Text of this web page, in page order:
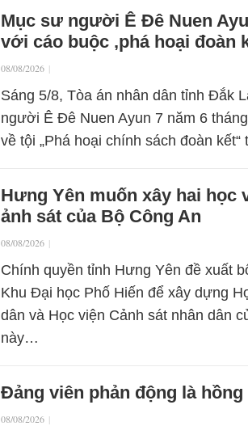
Mục sư người Ê Đê Nuen
với cáo buộc ‚phá hoại đoàn
08/08/2026 |
Sáng 5/8, Tòa án nhân dân tỉnh Đắk
người Ê Đê Nuen Ayun 7 năm 6
về tội „Phá hoại chính sách đoàn
Hưng Yên muốn xây hai học
ảnh sát của Bộ Công An
08/08/2026 |
Chính quyền tỉnh Hưng Yên đề xuất
Khu Đại học Phố Hiến để xây dựng
dân và Học viện Cảnh sát nhân dân
này…
Đảng viên phản động là
08/08/2026 |